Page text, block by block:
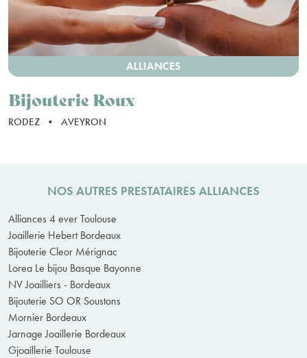
ALLIANCES
Bijouterie Roux
RODEZ • AVEYRON
NOS AUTRES PRESTATAIRES ALLIANCES
Alliances 4 ever Toulouse
Joaillerie Hebert Bordeaux
Bijouterie Cleor Mérignac
Lorea Le bijou Basque Bayonne
NV Joailliers - Bordeaux
Bijouterie SO OR Soustons
Mornier Bordeaux
Jarnage Joaillerie Bordeaux
Gjoaillerie Toulouse